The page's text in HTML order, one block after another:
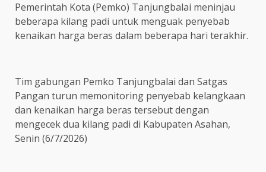
Pemerintah Kota (Pemko) Tanjungbalai meninjau
beberapa kilang padi untuk menguak penyebab
kenaikan harga beras dalam beberapa hari terakhir.
Tim gabungan Pemko Tanjungbalai dan Satgas
Pangan turun memonitoring penyebab kelangkaan
dan kenaikan harga beras tersebut dengan
mengecek dua kilang padi di Kabupaten Asahan,
Senin (6/7/2026)